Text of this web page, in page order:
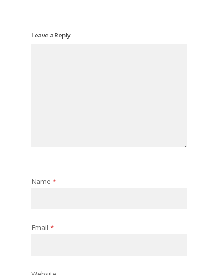
Leave a Reply
Name *
Email *